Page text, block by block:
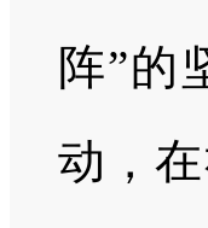
阵”的
动，